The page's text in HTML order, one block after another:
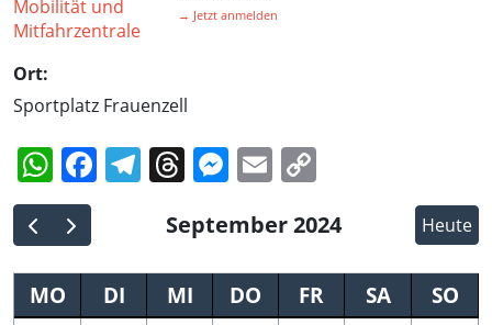
→ Jetzt anmelden
Ort:
Sportplatz Frauenzell
WhatsApp
Facebook
Telegram
Threads
Messenger
Email
September 2024 Heute
MO DI MI DO FR SA SO